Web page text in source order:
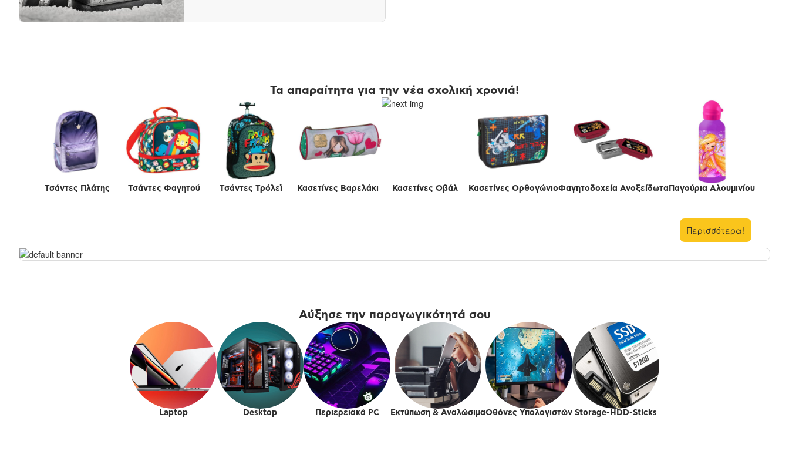
Τα απαραίτητα για την νέα σχολική χρονιά!
Τσάντες Πλάτης Τσάντες Φαγητού Τσάντες Τρόλεϊ Κασετίνες Βαρελάκι Κασετίνες Οβάλ Κασετίνες ΟρθογώνιoΦαγητοδοχεία Ανοξείδωτα Παγούρια Αλουμινίου
Περισσότερα!
Αύξησε την παραγωγικότητά σου
Laptop Desktop Περιερειακά PC Εκτύπωση & ΑναλώσιμαΟθόνες Υπολογιστών Storage-HDD-Sticks